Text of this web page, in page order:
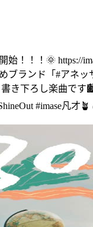
始！！！🌞 https://
ブランド「#アネッ
書き下ろし楽曲で
#imase凡才🪴